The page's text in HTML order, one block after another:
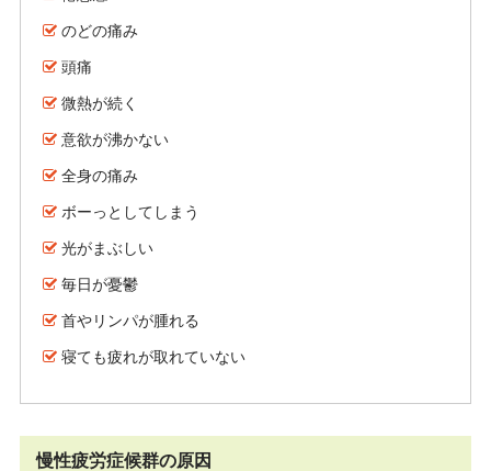
のどの痛み
頭痛
微熱が続く
意欲が沸かない
全身の痛み
ボーっとしてしまう
光がまぶしい
毎日が憂鬱
首やリンパが腫れる
寝ても疲れが取れていない
慢性疲労症候群の原因